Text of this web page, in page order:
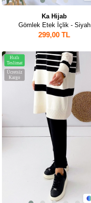
Ka Hijab
Gömlek Etek İçlik - Siyah
299,00 TL
Ücretsiz
Kargo
Hızlı
Teslimat